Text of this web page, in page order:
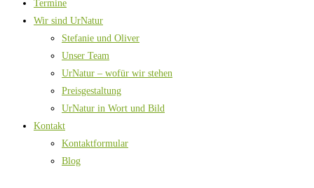
Termine
Wir sind UrNatur
Stefanie und Oliver
Unser Team
UrNatur – wofür wir stehen
Preisgestaltung
UrNatur in Wort und Bild
Kontakt
Kontaktformular
Blog